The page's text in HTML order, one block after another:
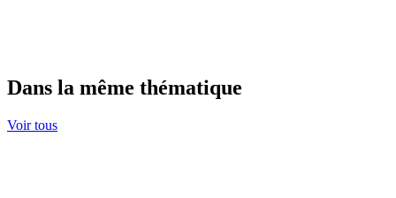
Dans la même thématique
Voir tous